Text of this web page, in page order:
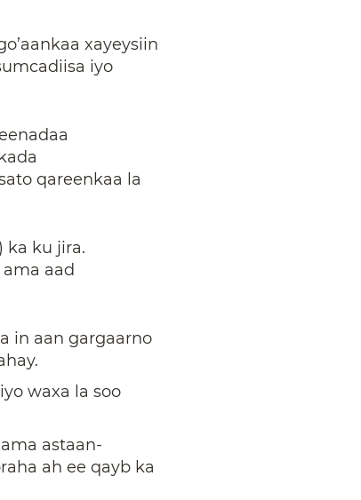
xayeysiin
iyo
qareenkaa la
ka ku jira.
aad
in aan gargaarno
waxa la soo
astaan-
ah ee qayb ka